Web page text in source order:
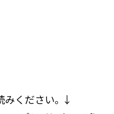
ください。↓